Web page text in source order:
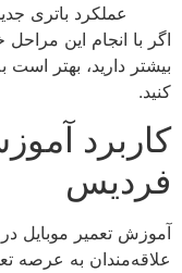
عملکرد باتری
اگر با انجام این مراحل
بیشتر دارید، بهتر
کنید.
کاربرد
فردیس
آموزش تعمیر موبایل
علاقه‌مندان به عرصه